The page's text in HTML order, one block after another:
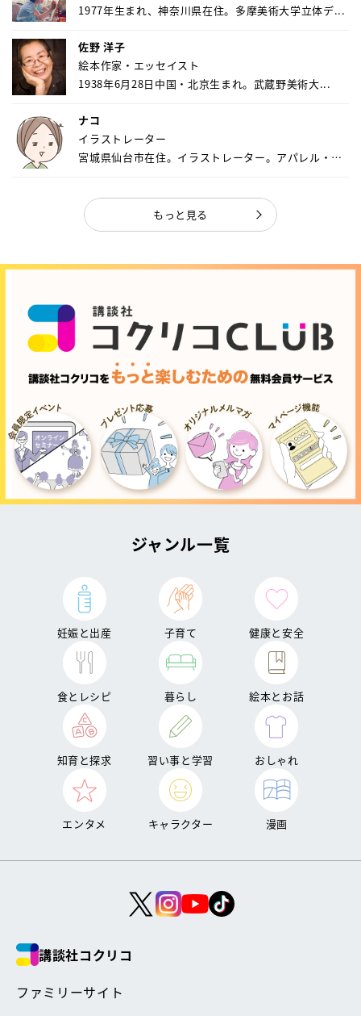
1977年生まれ、神奈川県在住。多摩美術大学立体デ...
佐野 洋子
絵本作家・エッセイスト
1938年6月28日中国・北京生まれ。武蔵野美術大...
ナコ
イラストレーター
宮城県仙台市在住。イラストレーター。アパレル・キ
もっと見る
ジャンル一覧
妊娠と出産 子育て 健康と安全
食とレシピ 暮らし 絵本とお話
知育と探求 習い事と学習 おしゃれ
エンタメ キャラクター 漫画
講談社コクリコ
ファミリーサイト